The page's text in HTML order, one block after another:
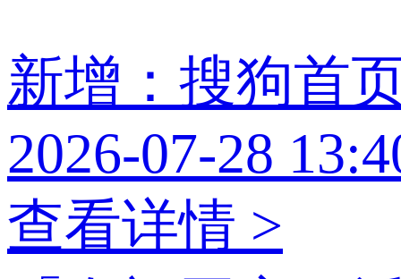
新增：搜狗首
2026-07-28
查看详情 >